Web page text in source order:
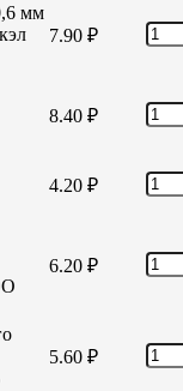
мм
7.90 ₽
8.40 ₽
4.20 ₽
6.20 ₽
5.60 ₽